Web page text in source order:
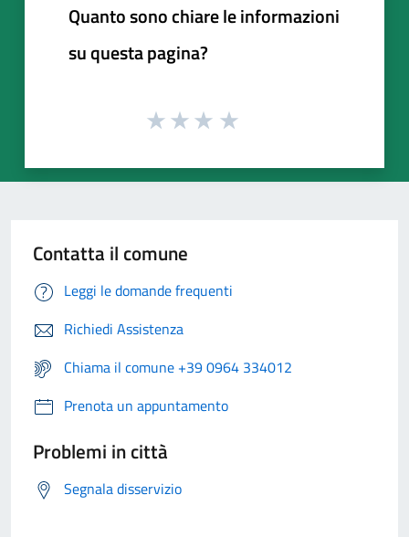
Quanto sono chiare le informazioni
su questa pagina?
Contatta il comune
Leggi le domande frequenti
Richiedi Assistenza
Chiama il comune +39 0964 334012
Prenota un appuntamento
Problemi in città
Segnala disservizio